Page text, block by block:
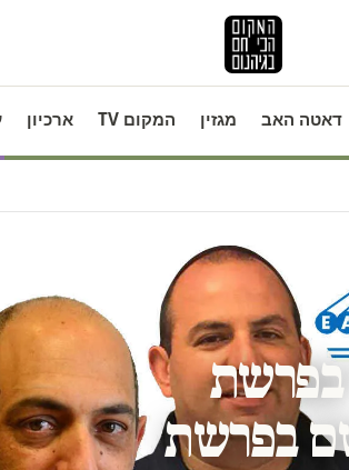
דאטה האב מגזין המקום TV ארכיון
בפרשת